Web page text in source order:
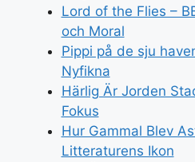
Lord of the Flies –
och Moral
Pippi på de sju
Nyfikna
Härlig Är Jorden
Fokus
Hur Gammal Blev
Litteraturens Ikon